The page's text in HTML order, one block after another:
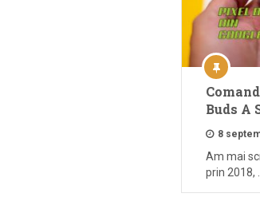
Buds A
8
Am mai
prin 2018, …